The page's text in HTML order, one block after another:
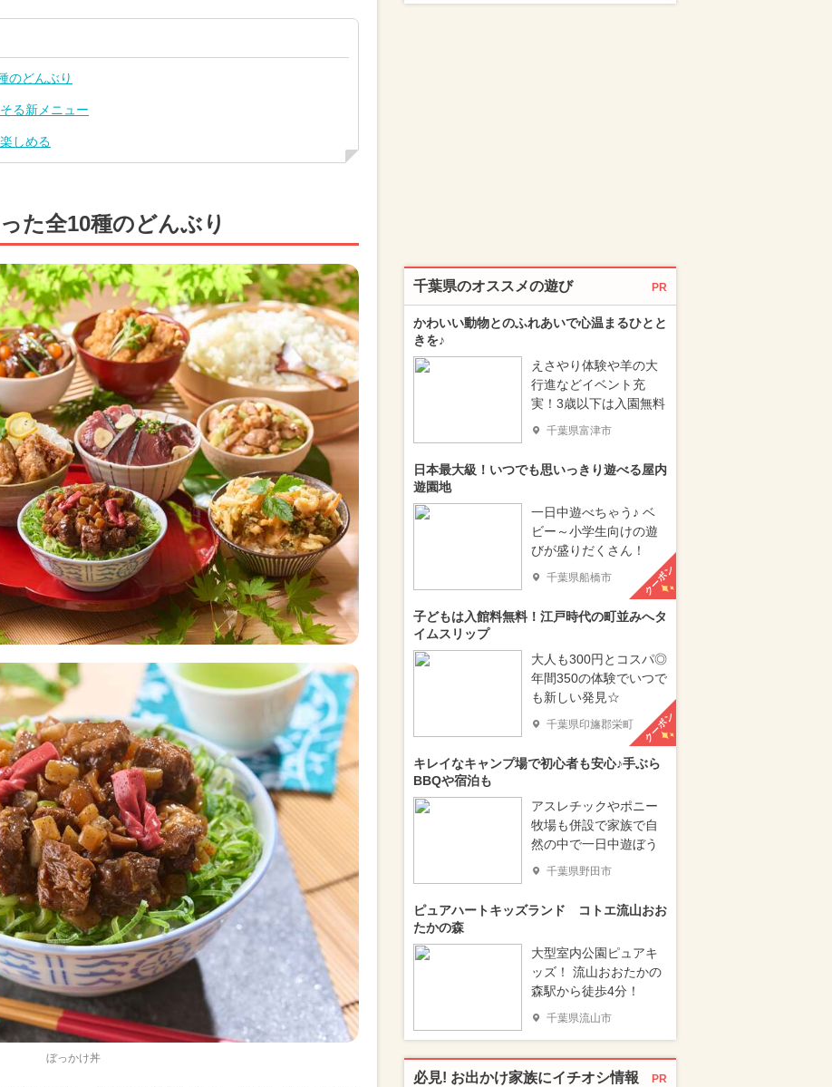
のどんぶり
る新メニュー
しめる
た全10種のどんぶり
ぼっかけ丼
千葉県のオススメの遊び PR
かわいい動物とのふれあいで心温まるひとと
きを♪
えさやり体験や羊の大
行進などイベント充
実！3歳以下は入園無料
千葉県富津市
日本最大級！いつでも思いっきり遊べる屋内
遊園地
一日中遊べちゃう♪ ベ
ビー～小学生向けの遊
びが盛りだくさん！
千葉県船橋市 クーポン
子どもは入館料無料！江戸時代の町並みへタ
イムスリップ
大人も300円とコスパ◎
年間350の体験でいつで
も新しい発見☆
千葉県印旛郡栄町 クーポン
キレイなキャンプ場で初心者も安心♪手ぶら
BBQや宿泊も
アスレチックやポニー
牧場も併設で家族で自
然の中で一日中遊ぼう
千葉県野田市
ピュアハートキッズランド コトエ流山おお
たかの森
大型室内公園ピュアキ
ッズ！ 流山おおたかの
森駅から徒歩4分！
千葉県流山市
必見! お出かけ家族にイチオシ情報 PR